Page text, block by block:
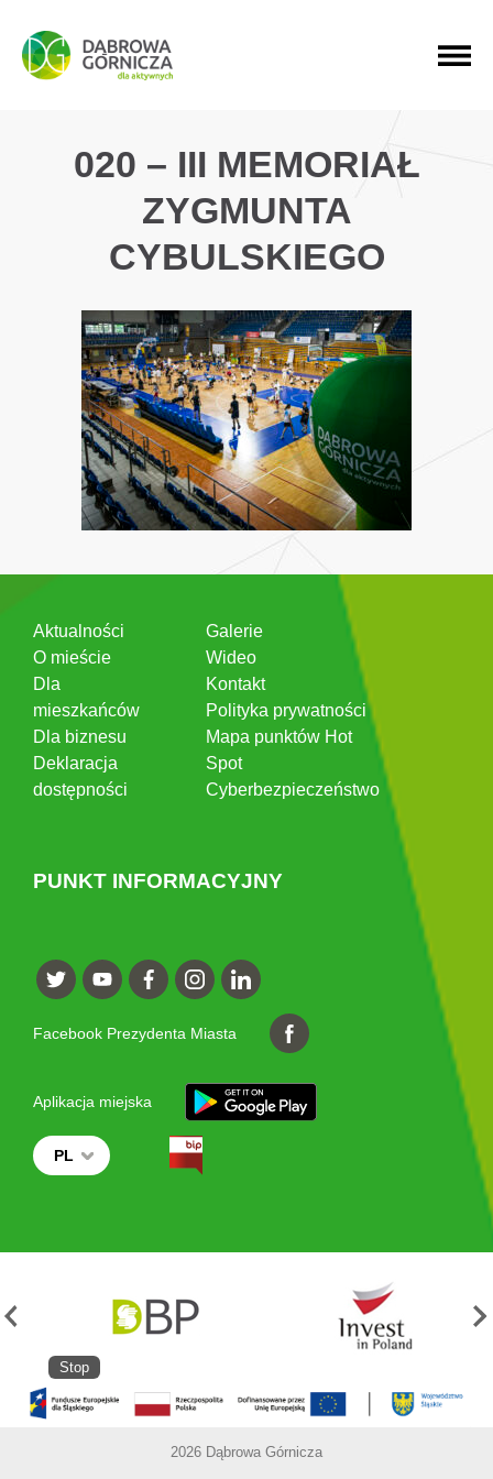
PRZEJDŹ DO MENU GŁÓWNEGO
PRZEJDŹ DO WYSZUKIWARKI
PRZEJDŹ DO TREŚCI
020 – III MEMORIAŁ
ZYGMUNTA
CYBULSKIEGO
Aktualności
O mieście
Dla
mieszkańców
Dla biznesu
Deklaracja
dostępności
Galerie
Wideo
Kontakt
Polityka prywatności
Mapa punktów Hot
Spot
Cyberbezpieczeństwo
PUNKT INFORMACYJNY
Facebook Prezydenta Miasta
Aplikacja miejska
PL
Stop
2026 Dąbrowa Górnicza